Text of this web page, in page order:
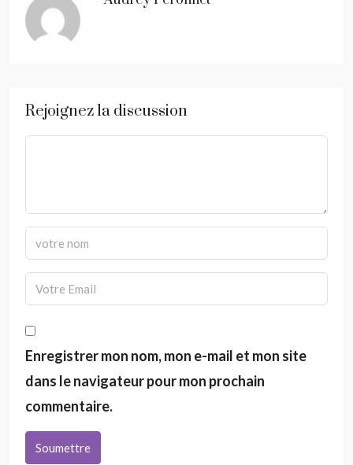
Rejoignez la discussion
Enregistrer mon nom, mon e-mail et mon site
dans le navigateur pour mon prochain
commentaire.
Soumettre